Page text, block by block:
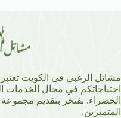
مشاتل الزغبي في الكويت تعتبر
احتياجاتكم في مجال الخدمات
الخضراء. نفتخر بتقديم
المتميزين.